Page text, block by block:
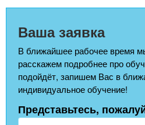
Ваша заявка
В ближайшее рабочее время
расскажем подробнее про
подойдёт, запишем Вас в
индивидуальное обучение!
Представьтесь,